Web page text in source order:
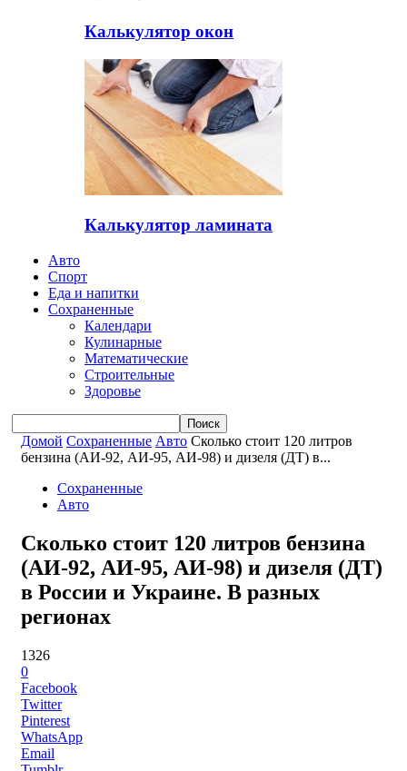
Калькулятор окон
Калькулятор ламината
Авто
Спорт
Еда и напитки
Сохраненные
Календари
Кулинарные
Математические
Строительные
Здоровье
Домой Сохраненные Авто Сколько стоит 120 литров
бензина (АИ-92, АИ-95, АИ-98) и дизеля (ДТ) в...
Сохраненные
Авто
Сколько стоит 120 литров бензина
(АИ-92, АИ-95, АИ-98) и дизеля (ДТ)
в России и Украине. В разных
регионах
1326
0
Facebook
Twitter
Pinterest
WhatsApp
Email